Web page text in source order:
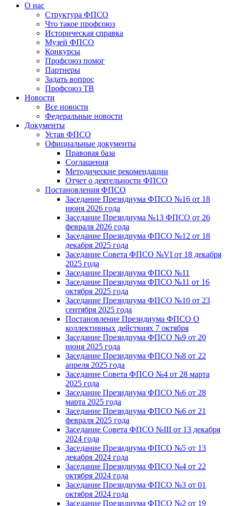
О нас
Структура ФПСО
Что такое профсоюз
Историческая справка
Музей ФПСО
Конкурсы
Профсоюз помог
Партнеры
Задать вопрос
Профсоюз ТВ
Новости
Все новости
Федеральные новости
Документы
Устав ФПСО
Официальные документы
Правовая база
Соглашения
Методические рекомендации
Отчет о деятельности ФПСО
Постановления ФПСО
Заседание Президиума ФПСО №16 от 18
июня 2026 года
Заседание Президиума №13 ФПСО от 26
февраля 2026 года
Заседание Президиума ФПСО №12 от 18
декабря 2025 года
Заседание Совета ФПСО №VI от 18 декабря
2025 года
Заседание Президиума ФПСО №11
Заседание Президиума ФПСО №11 от 16
октября 2025 года
Заседание Президиума ФПСО №10 от 23
сентября 2025 года
Постановление Президиума ФПСО О
коллективных действиях 7 октября
Заседание Президиума ФПСО №9 от 20
июня 2025 года
Заседание Президиума ФПСО №8 от 22
апреля 2025 года
Заседание Совета ФПСО №4 от 28 марта
2025 года
Заседание Президиума ФПСО №6 от 28
марта 2025 года
Заседание Президиума ФПСО №6 от 21
февраля 2025 года
Заседание Совета ФПСО №III от 13 декабря
2024 года
Заседание Президиума ФПСО №5 от 13
декабря 2024 года
Заседание Президиума ФПСО №4 от 22
октября 2024 года
Заседание Президиума ФПСО №3 от 01
октября 2024 года
Заседание Президиума ФПСО №2 от 19